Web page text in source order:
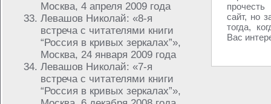
Москва, 4 апреля 2009 года
Левашов Николай: «8-я
встреча с читателями книги
“Россия в кривых зеркалах”»,
Москва, 24 января 2009 года
Левашов Николай: «7-я
встреча с читателями книги
“Россия в кривых зеркалах”»,
прочесть
сайт, но
тогда,
Вас